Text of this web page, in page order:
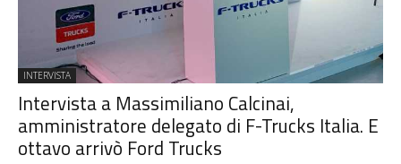
INTERVISTA
Intervista a Massimiliano Calcinai,
amministratore delegato di F-Trucks Italia. E
ottavo arrivò Ford Trucks